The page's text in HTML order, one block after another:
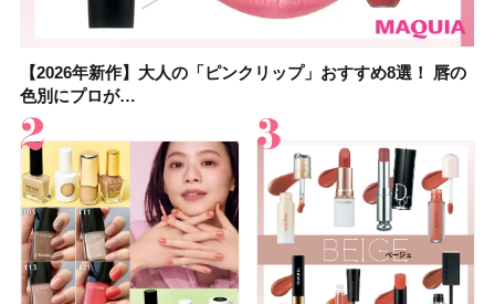
【2026年新作】大人の「ピンクリップ」おすすめ8選！ 唇の
色別にプロが…
【上田竜也さんのマイベストコスメ５選】大人になって開眼
したからこそ愛が深…
【2026年新作】大人の「ピンクリップ」おすすめ8選！ 唇の
色別にプロが…
【2026夏】「香水・フレグランス」ランキングTOP5！＜美
容マニア・マ…
【2026夏】「歯磨き粉・オーラルケア」ランキングTOP5！
＜美容マニア…
【2026年夏】40代におすすめの髪型30選！ 若く見える・手
入れが楽な…
【鈴木えみさんの愛用品30選】コスメ・スキンケア・ヘアケ
アetc.お気に…
【キャンメイク】売切続出！先行発売中の「クリアヴェール
セッティングパウダ…